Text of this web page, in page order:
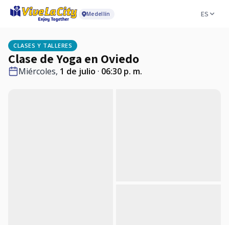
Medellín ES
CLASES Y TALLERES
Clase de Yoga en Oviedo
Miércoles, 1 de julio · 06:30 p. m.